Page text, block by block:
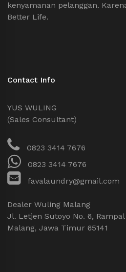
kenyamanan pelanggan.
Better Life.
Contact Info
YUS WULING
(Sales Consultant)
0823 3414 7676
0823 3414 7676
favalaundry@gmail.com
Dealer Wuling Malang
Jl. Letjen Sutoyo No. 6,
Malang, Jawa Timur 65141